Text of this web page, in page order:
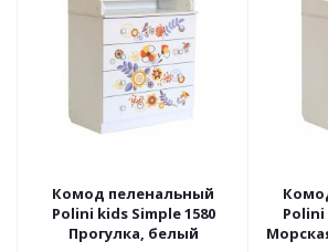
Комод пеленальный
Polini kids Simple 1580
Прогулка, белый
Polini